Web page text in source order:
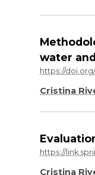
water
https://doi.org/
Cristina
https://
Cristina